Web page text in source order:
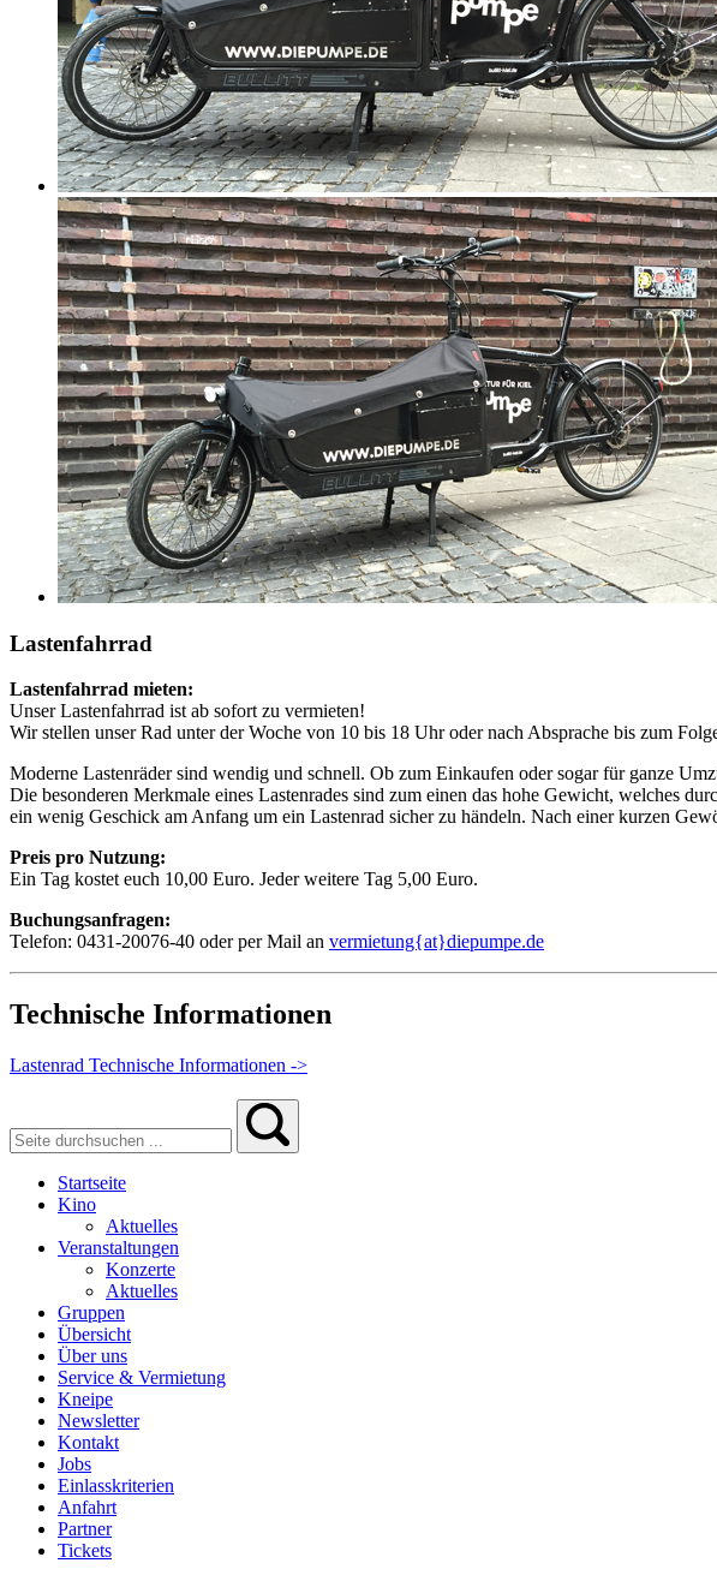
Lastenfahrrad
Lastenfahrrad mieten:
Unser Lastenfahrrad ist ab sofort zu vermieten!
Wir stellen unser Rad unter der Woche von 10 bis 18 Uhr oder nach Absprache bis zum
Moderne Lastenräder sind wendig und schnell. Ob zum Einkaufen oder sogar für ganze
Die besonderen Merkmale eines Lastenrades sind zum einen das hohe Gewicht, welches
ein wenig Geschick am Anfang um ein Lastenrad sicher zu händeln. Nach einer kurzen
Preis pro Nutzung:
Ein Tag kostet euch 10,00 Euro. Jeder weitere Tag 5,00 Euro.
Buchungsanfragen:
Telefon: 0431-20076-40 oder per Mail an vermietung{at}diepumpe.de
Technische Informationen
Lastenrad Technische Informationen ->
Startseite
Kino
Aktuelles
Veranstaltungen
Konzerte
Aktuelles
Gruppen
Übersicht
Über uns
Service & Vermietung
Kneipe
Newsletter
Kontakt
Jobs
Einlasskriterien
Anfahrt
Partner
Tickets